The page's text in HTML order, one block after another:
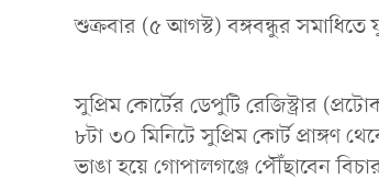
শুক্রবার (৫ আগস্ট) বঙ্গবন্ধুর সমাধিতে
সুপ্রিম কোর্টের ডেপুটি রেজিস্ট্রার
৮টা ৩০ মিনিটে সুপ্রিম কোর্ট প্রাঙ্গণ
ভাঙা হয়ে গোপালগঞ্জে পৌঁছাবেন